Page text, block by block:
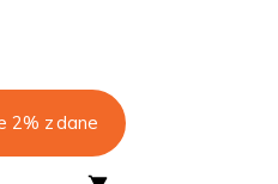
2% z dane